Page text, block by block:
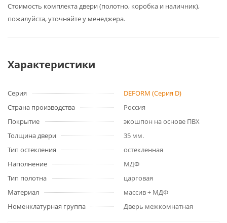
Cтоимость комплекта двери (полотно, коробка и наличник),
пожалуйста, уточняйте у менеджера.
Характеристики
Серия
DEFORM (Серия D)
Страна производства
Россия
Покрытие
экошпон на основе ПВХ
Толщина двери
35 мм.
Тип остекления
остекленная
Наполнение
МДФ
Тип полотна
царговая
Материал
массив + МДФ
Номенклатурная группа
Дверь межкомнатная